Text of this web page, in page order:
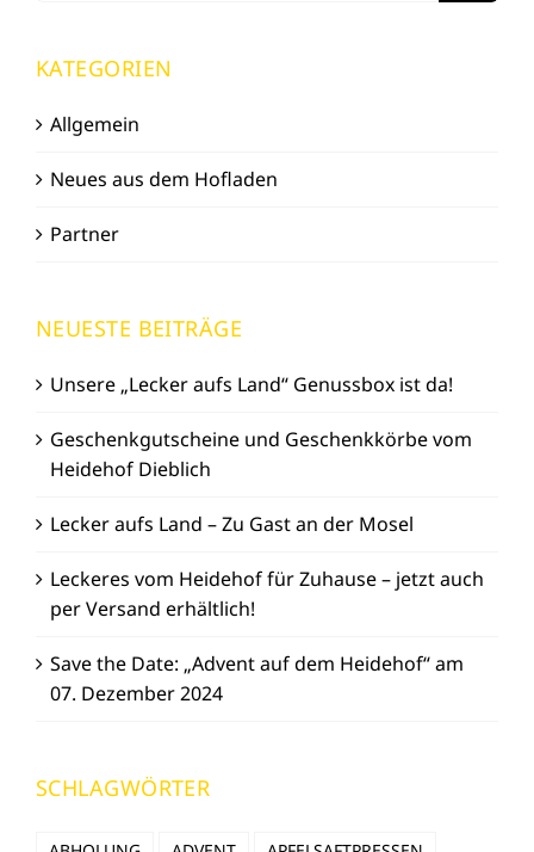
KATEGORIEN
Allgemein
Neues aus dem Hofladen
Partner
NEUESTE BEITRÄGE
Unsere „Lecker aufs Land“ Genussbox ist da!
Geschenkgutscheine und Geschenkkörbe vom
Heidehof Dieblich
Lecker aufs Land – Zu Gast an der Mosel
Leckeres vom Heidehof für Zuhause – jetzt auch
per Versand erhältlich!
Save the Date: „Advent auf dem Heidehof“ am
07. Dezember 2024
SCHLAGWÖRTER